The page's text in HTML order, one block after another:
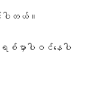
ပါတယ်။
ရစ်မှာပါဝင်နေပါ